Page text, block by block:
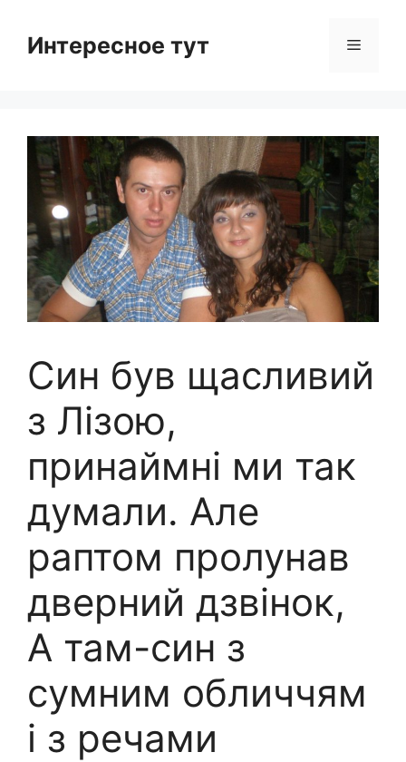
contentИнтересное тут Menu
Син був щасливий
з Лізою,
принаймні ми так
думали. Але
раптом пролунав
дверний дзвінок,
А там-син з
сумним обличчям
і з речами